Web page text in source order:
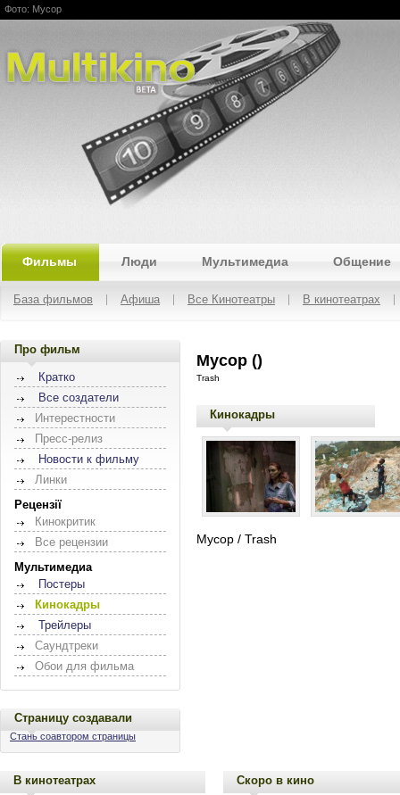
Multikino
Фото: Мусор
Фильмы Люди Мультимедиа Общение
База фильмов Афиша Все Кинотеатры В кинотеатрах
Про фильм
Кратко
Все создатели
Интерестности
Пресс-релиз
Новости к фильму
Линки
Рецензії
Кинокритик
Все рецензии
Мультимедиа
Постеры
Кинокадры
Трейлеры
Саундтреки
Обои для фильма
Страницу создавали
Стань соавтором страницы
Мусор ()
Trash
Кинокадры
Мусор / Trash
В кинотеатрах Скоро в кино